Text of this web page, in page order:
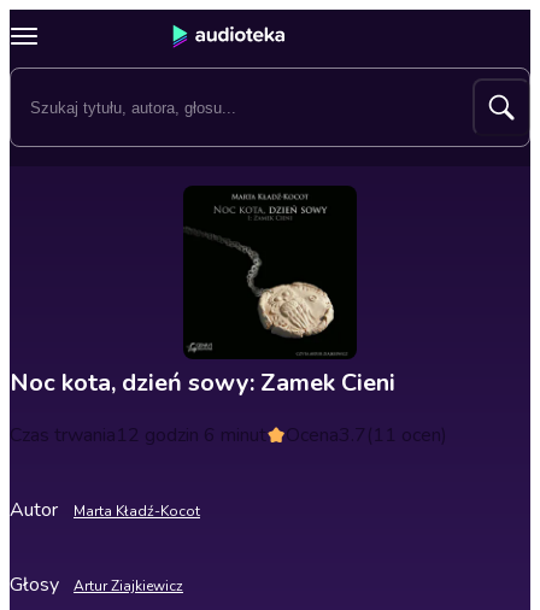
Noc kota, dzień sowy: Zamek Cieni
Czas trwania12 godzin 6 minut Ocena3.7(11 ocen)
Autor Marta Kładź-Kocot
Głosy Artur Ziajkiewicz